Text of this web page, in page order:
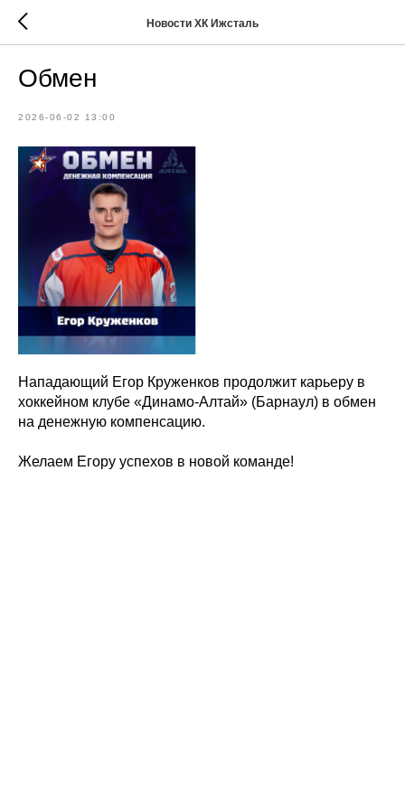
Новости ХК Ижсталь
Обмен
2026-06-02 13:00
Нападающий Егор Круженков продолжит карьеру в
хоккейном клубе «Динамо-Алтай» (Барнаул) в обмен
на денежную компенсацию.
Желаем Егору успехов в новой команде!